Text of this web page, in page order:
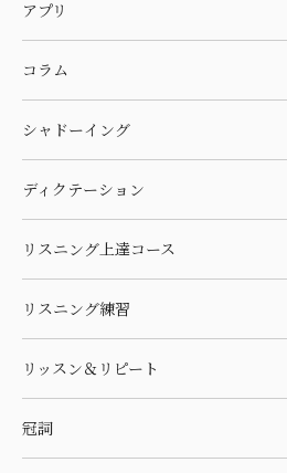
アプリ
コラム
シャドーイング
ディクテーション
リスニング上達コース
リスニング練習
リッスン＆リピート
冠詞